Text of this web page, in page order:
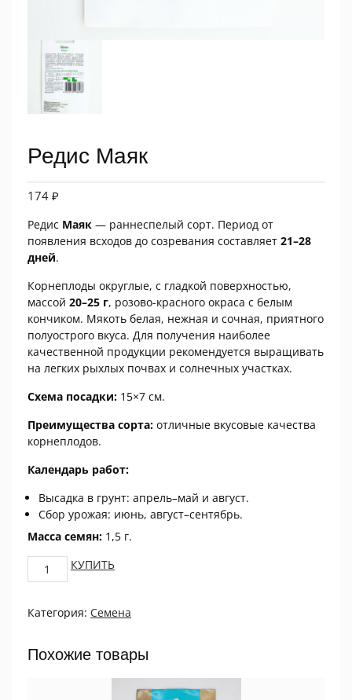
Редис Маяк
174 ₽
Редис Маяк — раннеспелый сорт. Период от
появления всходов до созревания составляет 21–28
дней.
Корнеплоды округлые, с гладкой поверхностью,
массой 20–25 г, розово-красного окраса с белым
кончиком. Мякоть белая, нежная и сочная, приятного
полуострого вкуса. Для получения наиболее
качественной продукции рекомендуется выращивать
на легких рыхлых почвах и солнечных участках.
Схема посадки: 15×7 см.
Преимущества сорта: отличные вкусовые качества
корнеплодов.
Календарь работ:
Высадка в грунт: апрель–май и август.
Сбор урожая: июнь, август–сентябрь.
Масса семян: 1,5 г.
Редис
Маяк
КУПИТЬ
Категория: Семена
Похожие товары